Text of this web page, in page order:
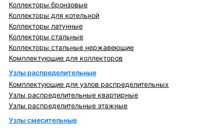
Коллекторы бронзовые
Коллекторы для котельной
Коллекторы латунные
Коллекторы стальные
Коллекторы стальные нержавеющие
Комплектующие для коллекторов
Узлы распределительные
Комплектующие для узлов распределительных
Узлы распределительные квартирные
Узлы распределительные этажные
Узлы смесительные